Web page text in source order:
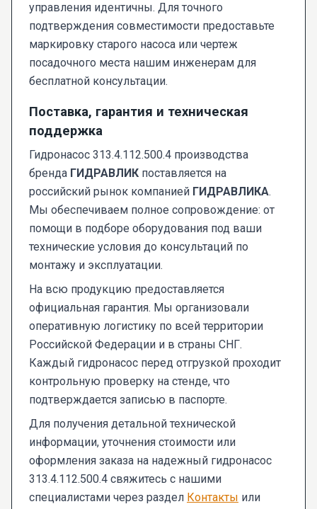
управления идентичны. Для точного
подтверждения совместимости предоставьте
маркировку старого насоса или чертеж
посадочного места нашим инженерам для
бесплатной консультации.
Поставка, гарантия и техническая
поддержка
Гидронасос 313.4.112.500.4 производства
бренда ГИДРАВЛИК поставляется на
российский рынок компанией ГИДРАВЛИКА.
Мы обеспечиваем полное сопровождение: от
помощи в подборе оборудования под ваши
технические условия до консультаций по
монтажу и эксплуатации.
На всю продукцию предоставляется
официальная гарантия. Мы организовали
оперативную логистику по всей территории
Российской Федерации и в страны СНГ.
Каждый гидронасос перед отгрузкой проходит
контрольную проверку на стенде, что
подтверждается записью в паспорте.
Для получения детальной технической
информации, уточнения стоимости или
оформления заказа на надежный гидронасос
313.4.112.500.4 свяжитесь с нашими
специалистами через раздел Контакты или